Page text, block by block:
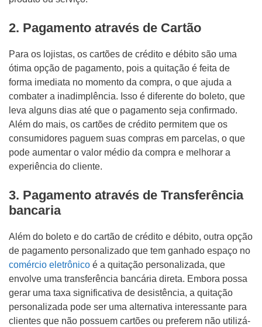
2. Pagamento através de Cartão
Para os lojistas, os cartões de crédito e débito são uma
ótima opção de pagamento, pois a quitação é feita de
forma imediata no momento da compra, o que ajuda a
combater a inadimplência. Isso é diferente do boleto, que
leva alguns dias até que o pagamento seja confirmado.
Além do mais, os cartões de crédito permitem que os
consumidores paguem suas compras em parcelas, o que
pode aumentar o valor médio da compra e melhorar a
experiência do cliente.
3. Pagamento através de Transferência
bancaria
Além do boleto e do cartão de crédito e débito, outra opção
de pagamento personalizado que tem ganhado espaço no
comércio eletrônico é a quitação personalizada, que
envolve uma transferência bancária direta. Embora possa
gerar uma taxa significativa de desistência, a quitação
personalizada pode ser uma alternativa interessante para
clientes que não possuem cartões ou preferem não utilizá-